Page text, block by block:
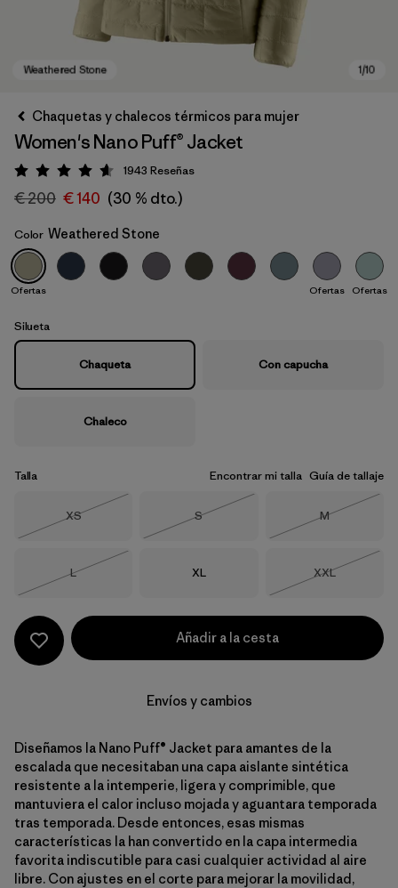
Weathered Stone
Chaquetas y chalecos térmicos para mujer
Women's Nano Puff® Jacket
Puntuación: 4.6 / 5
1943 Reseñas
€ 200 € 140 (30 % dto.)
Color Weathered Stone
Ofertas Ofertas Ofertas
Silueta
Chaqueta Con capucha
Chaleco
Talla Encontrar mi talla Guía de tallaje
Talla
XS
Talla
S
Talla
M
Talla
L
Talla
XL Talla
XXL
Añadir a la cesta
Envíos y cambios
Diseñamos la Nano Puff® Jacket para amantes de la
escalada que necesitaban una capa aislante sintética
resistente a la intemperie, ligera y comprimible, que
mantuviera el calor incluso mojada y aguantara temporada
tras temporada. Desde entonces, esas mismas
características la han convertido en la capa intermedia
favorita indiscutible para casi cualquier actividad al aire
libre. Con ajustes en el corte para mejorar la movilidad,